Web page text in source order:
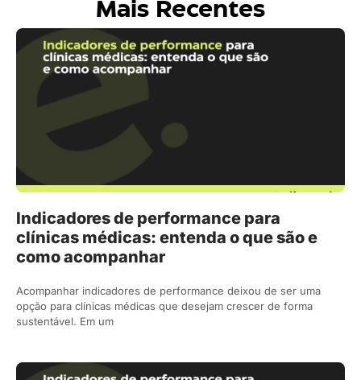
Mais Recentes
Indicadores de performance para
clínicas médicas: entenda o que são e
como acompanhar
Acompanhar indicadores de performance deixou de ser uma
opção para clínicas médicas que desejam crescer de forma
sustentável. Em um